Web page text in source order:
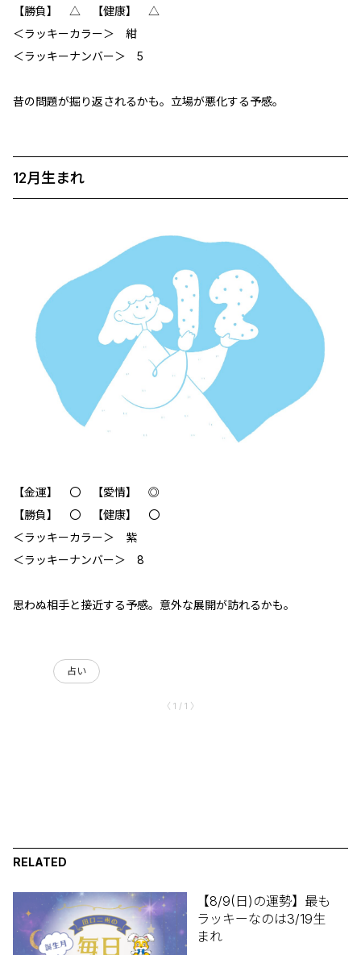
【勝負】 △ 【健康】 △
＜ラッキーカラー＞ 紺
＜ラッキーナンバー＞ 5
昔の問題が掘り返されるかも。立場が悪化する予感。
12月生まれ
【金運】 〇 【愛情】 ◎
【勝負】 〇 【健康】 〇
＜ラッキーカラー＞ 紫
＜ラッキーナンバー＞ 8
思わぬ相手と接近する予感。意外な展開が訪れるかも。
占い
〈 1 / 1 〉
RELATED
【8/9(日)の運勢】最も
ラッキーなのは3/19生
まれ